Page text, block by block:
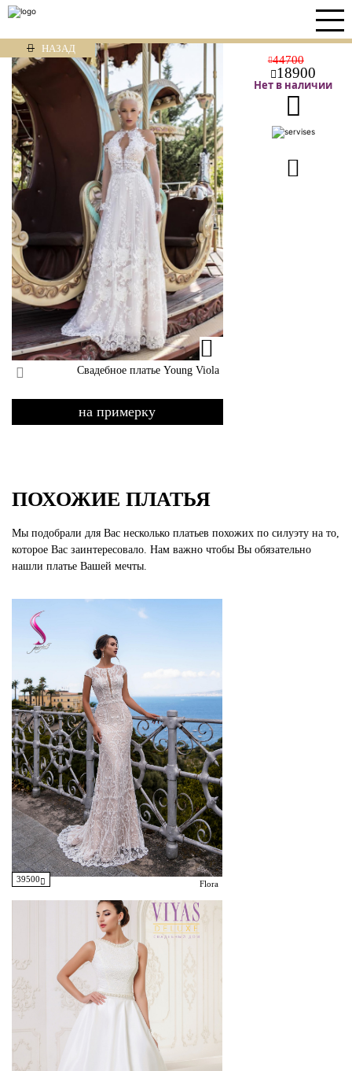
НАЗАД
44700
18900
Нет в наличии
Свадебное платье Young Viola
на примерку
ПОХОЖИЕ ПЛАТЬЯ
Мы подобрали для Вас несколько платьев похожих по силуэту на то,
которое Вас заинтересовало. Нам важно чтобы Вы обязательно
нашли платье Вашей мечты.
39500 Flora